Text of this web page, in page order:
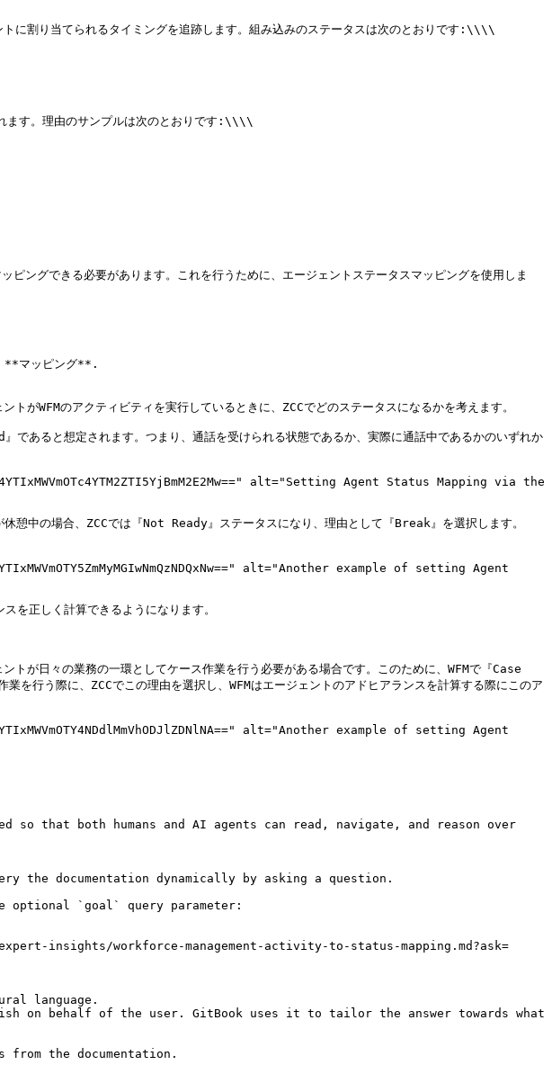
トに割り当てられるタイミングを追跡します。組み込みのステータスは次のとおりです:\\\\
ます。理由のサンプルは次のとおりです:\\\\
ピングできる必要があります。これを行うために、エージェントステータスマッピングを使用しま
**マッピング**.
がWFMのアクティビティを実行しているときに、ZCCでどのステータスになるかを考えます。
あると想定されます。つまり、通話を受けられる状態であるか、実際に通話中であるかのいずれか
alt="Setting Agent Status Mapping via the
憩中の場合、ZCCでは『Not Ready』ステータスになり、理由として『Break』を選択します。
alt="Another example of setting Agent
を正しく計算できるようになります。
が日々の業務の一環としてケース作業を行う必要がある場合です。このために、WFMで『Case
を行う際に、ZCCでこの理由を選択し、WFMはエージェントのアドヒアランスを計算する際にこのア
alt="Another example of setting Agent
so that both humans and AI agents can read, navigate, and reason over
documentation dynamically by asking a question.
optional `goal` query parameter:
insights/workforce-management-activity-to-status-mapping.md?ask=
language.
on behalf of the user. GitBook uses it to tailor the answer towards what
the documentation.